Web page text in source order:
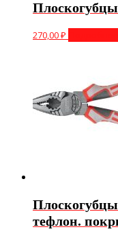
270,00₽
тефлон.